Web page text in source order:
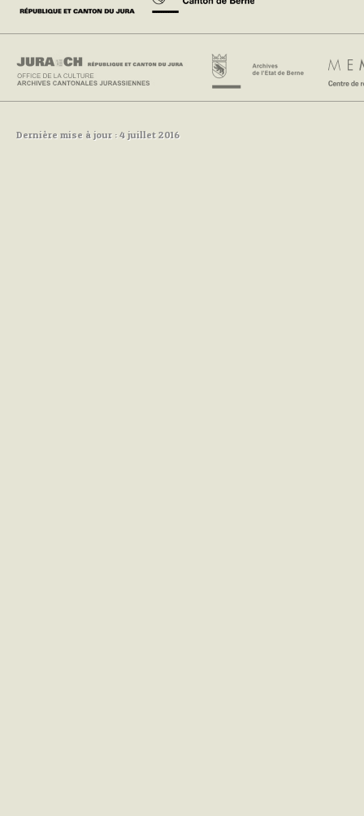
Dernière mise à jour : 4 juillet 2016